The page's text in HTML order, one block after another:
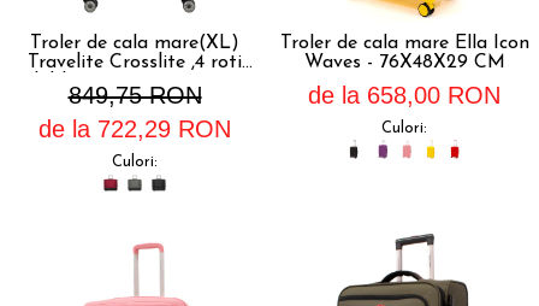
Troler de cala mare(XL)
Travelite Crosslite ,4 roti
,expandabil
849,75 RON
de la 722,29 RON
Culori:
Troler de cala mare Ella Icon
Waves - 76X48X29 CM
de la 658,00 RON
Culori: